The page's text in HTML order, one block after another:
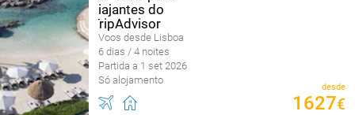
Voos desde Lisboa
6 dias / 4 noites
Partida a 1 set 2026
Só alojamento
desde
1627€